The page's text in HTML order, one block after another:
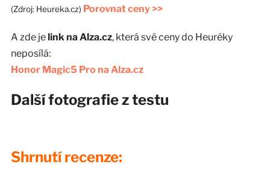
(Zdroj: Heureka.cz) Porovnat ceny >>
A zde je link na Alza.cz, která své ceny do Heuréky
neposílá:
Honor Magic5 Pro na Alza.cz
Další fotografie z testu
Shrnutí recenze: